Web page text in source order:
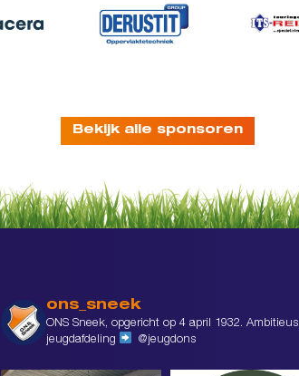
Bekijk alle sponsoren
ons_sneek
ONS Sneek, opgericht op 4 april 1932.
jeugdafdeling
@jeugdons